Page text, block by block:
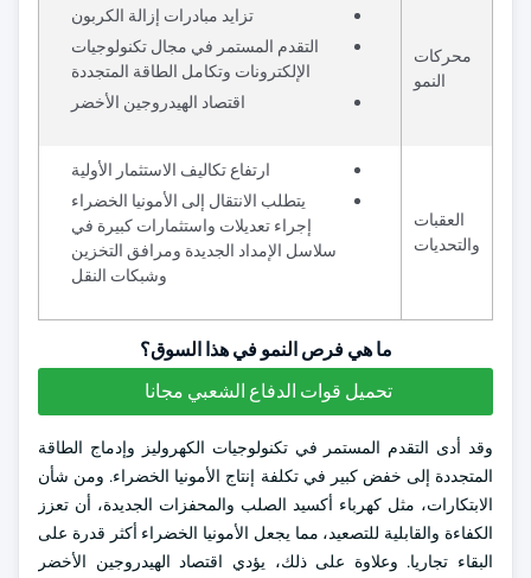
محركات
النمو
تزايد مبادرات إزالة الكربون
التقدم المستمر في مجال تكنولوجيات
الإلكترونات وتكامل الطاقة المتجددة
اقتصاد الهيدروجين الأخضر
العقبات
والتحديات
ارتفاع تكاليف الاستثمار الأولية
يتطلب الانتقال إلى الأمونيا الخضراء
إجراء تعديلات واستثمارات كبيرة في
سلاسل الإمداد الجديدة ومرافق التخزين
وشبكات النقل
ما هي فرص النمو في هذا السوق؟
تحميل قوات الدفاع الشعبي مجانا
وقد أدى التقدم المستمر في تكنولوجيات الكهروليز وإدماج الطاقة
المتجددة إلى خفض كبير في تكلفة إنتاج الأمونيا الخضراء. ومن شأن
الابتكارات، مثل كهرباء أكسيد الصلب والمحفزات الجديدة، أن تعزز
الكفاءة والقابلية للتصعيد، مما يجعل الأمونيا الخضراء أكثر قدرة على
البقاء تجاريا. وعلاوة على ذلك، يؤدي اقتصاد الهيدروجين الأخضر